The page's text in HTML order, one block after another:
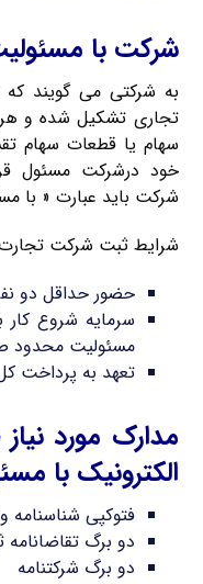
شرکت با
به شرکتی می گویند که
تجاری تشکیل شده و هر
سهام یا قطعات سهام
خود درشرکت مسئول
شرکت باید عبارت « با
شرایط ثبت شرکت
حضور حداقل دو
سرمایه شروع
مسئولیت محدود
تعهد به پرداخت
مدارک مورد
الکترونیک با
فتوکپی شناسنامه
دو برگ
دو برگ شرکتنامه